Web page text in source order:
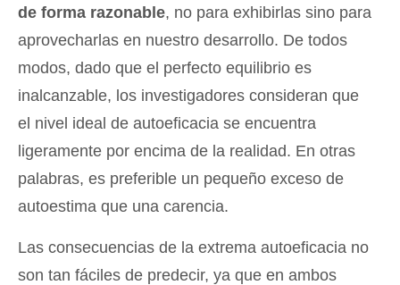
de forma razonable, no para exhibirlas sino para
aprovecharlas en nuestro desarrollo. De todos
modos, dado que el perfecto equilibrio es
inalcanzable, los investigadores consideran que
el nivel ideal de autoeficacia se encuentra
ligeramente por encima de la realidad. En otras
palabras, es preferible un pequeño exceso de
autoestima que una carencia.
Las consecuencias de la extrema autoeficacia no
son tan fáciles de predecir, ya que en ambos